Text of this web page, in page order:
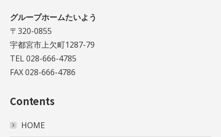
グループホームたいよう
〒320-0855
宇都宮市上欠町1287-79
TEL 028-666-4785
FAX 028-666-4786
Contents
HOME